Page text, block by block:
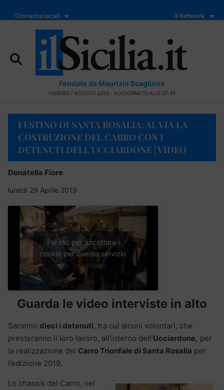
Cronache locali Il Network
Fondato da Maurizio Scaglione
VENERDÌ 7 AGOSTO 2026 - AGGIORNATO ALLE 07:49
FESTINO DI SANTA ROSALIA: AL VIA LA
COSTRUZIONE DEL CARRO CON I
DETENUTI DELL’UCCIARDONE | VIDEO
Donatella Fiore
lunedì 29 Aprile 2019
Fai clic per accettare i
cookie per questo servizio
Guarda le video interviste in alto
Saranno dieci i detenuti, tra cui alcuni volontari, che
presteranno il loro lavoro, all’interno dell’Ucciardone, per
la realizzazione del Carro Trionfale di Santa Rosalia per
l’edizione 2019.
Lo chassis del Carro, nei